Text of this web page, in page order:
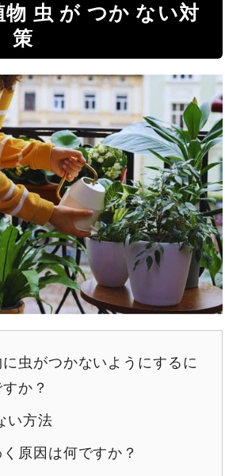
虫 が つか ない対
策
虫がつかないようにするに
か？
い方法
原因は何ですか？